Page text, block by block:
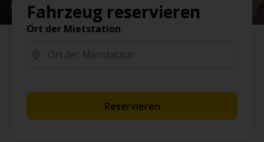
Fahrzeug reservieren
Ort der Mietstation
Reservieren